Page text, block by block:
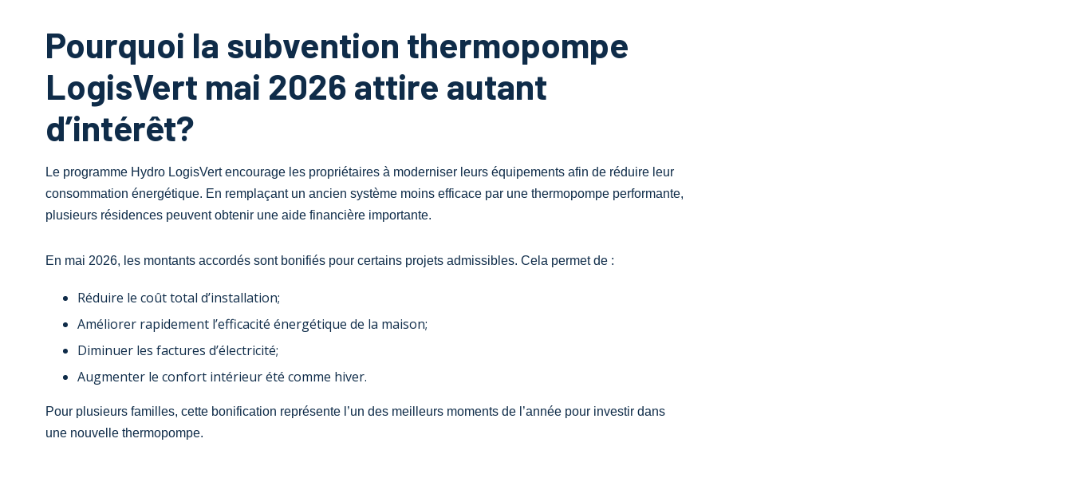
Pourquoi la subvention thermopompe
LogisVert mai 2026 attire autant
d’intérêt?
Le programme Hydro LogisVertencourage les propriétaires à moderniser leurs équipements afin de réduire leur
consommation énergétique. En remplaçant un ancien système moins efficace par une thermopompe performante,
plusieurs résidences peuvent obtenir une aide financière importante.
En mai 2026, les montants accordés sont bonifiés pour certains projets admissibles. Cela permet de :
Réduire le coût total d’installation;
Améliorer rapidement l’efficacité énergétique de la maison;
Diminuer les factures d’électricité;
Augmenter le confort intérieur été comme hiver.
Pour plusieurs familles, cette bonification représente l’un des meilleurs moments de l’année pour investir dans
une nouvelle thermopompe.